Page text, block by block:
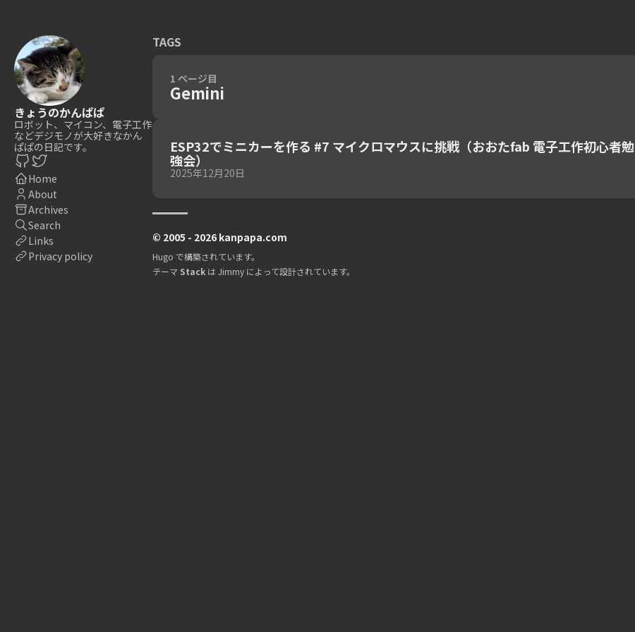
きょうのかんぱぱ
ロボット、マイコン、電子工作
などデジモノが大好きなかん
ぱぱの日記です。
Home
About
Archives
Search
Links
Privacy policy
TAGS
1 ページ目
Gemini
ESP32でミニカーを作る #7 マイクロマウスに挑戦（おおたfab 電子工作初心者勉
強会）
2025年12月20日
© 2005 - 2026 kanpapa.com
Hugo で構築されています。
テーマ Stackは Jimmyによって設計されています。